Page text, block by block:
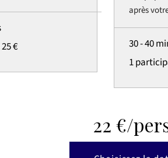
€
après
30 - 40
1
22 €/